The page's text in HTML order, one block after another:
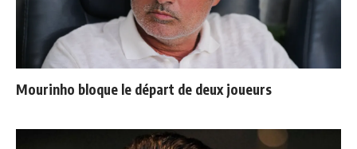
Mourinho bloque le départ de deux joueurs